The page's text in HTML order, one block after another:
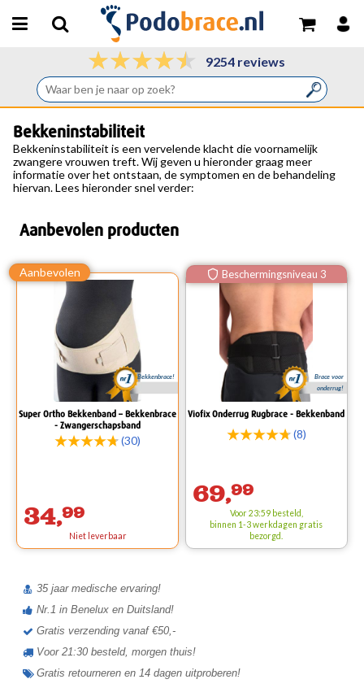
9254 reviews
Bekkeninstabiliteit
Bekkeninstabiliteit is een vervelende klacht die voornamelijk
zwangere vrouwen treft. Wij geven u hieronder graag meer
informatie over het ontstaan, de symptomen en de behandeling
hiervan. Lees hieronder snel verder:
Aanbevolen producten
Bekkenbrace!
Super Ortho Bekkenband – Bekkenbrace
- Zwangerschapsband
(30)
34,99
Niet leverbaar
Beschermingsniveau 3
Brace voor
onderrug!
Viofix Onderrug Rugbrace - Bekkenband
(8)
69,99
Voor 23:59 besteld,
binnen 1-3 werkdagen gratis
bezorgd.
35 jaar medische ervaring!
Nr.1 in Benelux en Duitsland!
Gratis verzending vanaf €50,-
Voor 21:30 besteld, morgen thuis!
Gratis retourneren en 14 dagen uitproberen!